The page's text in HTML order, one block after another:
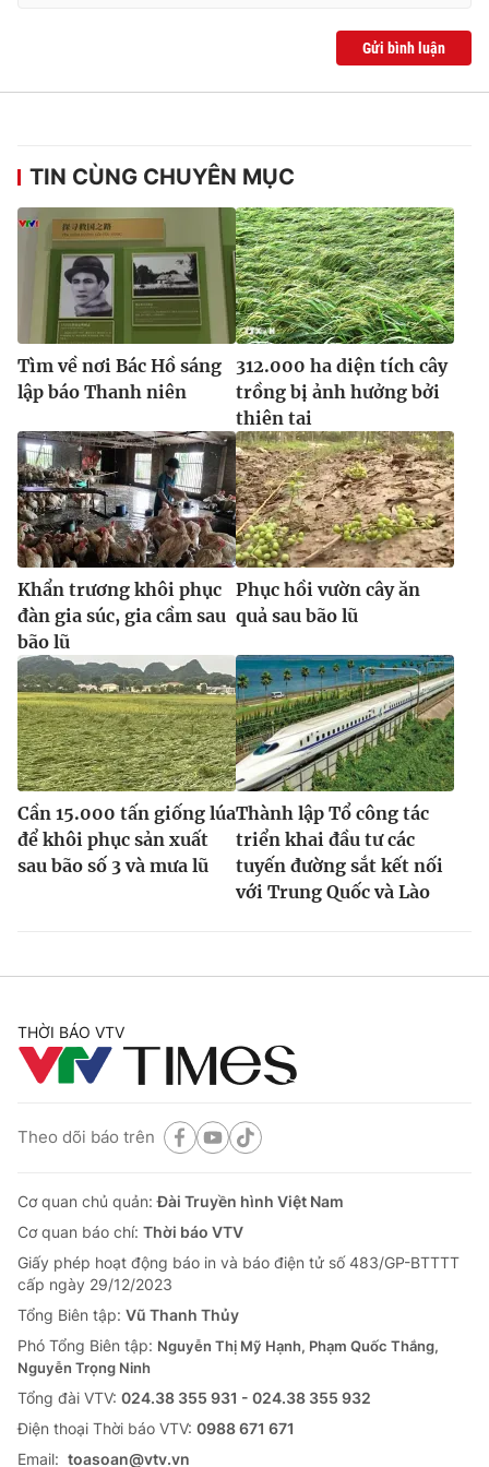
® Cấm sao chép dưới mọi hình thức nếu không có sự chấp
thuận bằng văn bản. Ghi rõ nguồn VTV.vn khi phát hành lại
Gửi bình luận
TIN CÙNG CHUYÊN MỤC
Tìm về nơi Bác Hồ sáng
lập báo Thanh niên
312.000 ha diện tích cây
trồng bị ảnh hưởng bởi
thiên tai
Khẩn trương khôi phục
đàn gia súc, gia cầm sau
bão lũ
Phục hồi vườn cây ăn
quả sau bão lũ
Cần 15.000 tấn giống lúa
để khôi phục sản xuất
sau bão số 3 và mưa lũ
Thành lập Tổ công tác
triển khai đầu tư các
tuyến đường sắt kết nối
với Trung Quốc và Lào
THỜI BÁO VTV
Theo dõi báo trên
Cơ quan chủ quản:Đài Truyền hình Việt Nam
Cơ quan báo chí: Thời báo VTV
Giấy phép hoạt động báo in và báo điện tử số 483/GP-BTTTT
cấp ngày 29/12/2023
Tổng Biên tập: Vũ Thanh Thủy
Phó Tổng Biên tập: Nguyễn Thị Mỹ Hạnh, Phạm Quốc Thắng,
Nguyễn Trọng Ninh
Tổng đài VTV: 024.38 355 931 - 024.38 355 932
Ðiện thoại Thời báo VTV: 0988 671 671
Email: toasoan@vtv.vn